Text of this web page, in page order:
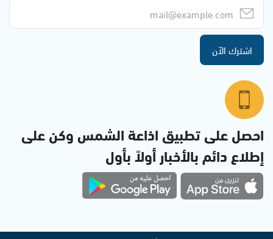
اشترك الآن
احصل على تطبيق اذاعة الشمس وكن على
إطلاع دائم بالأخبار أولاً بأول